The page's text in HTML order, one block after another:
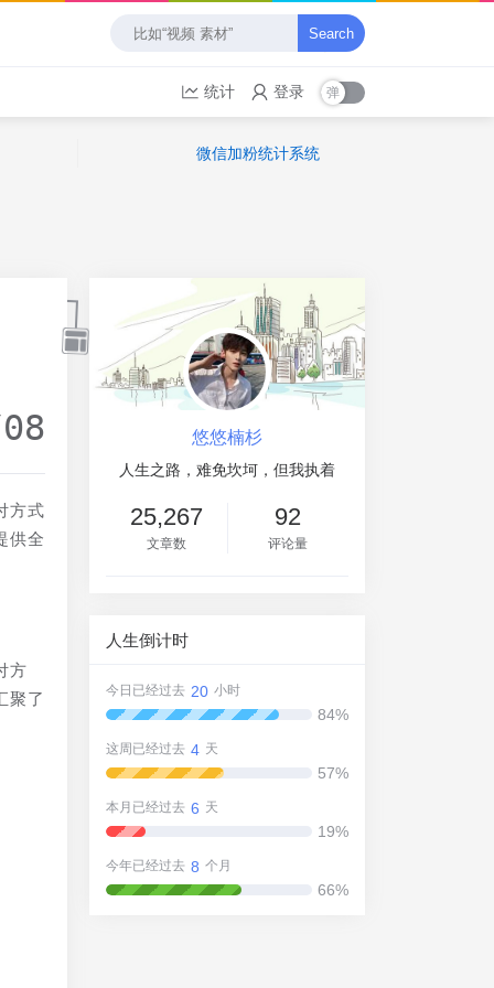
Search
统计 登录
微信加粉统计系统
方式
供全
方
聚了
悠悠楠杉
人生之路，难免坎坷，但我执着
25,267
文章数
92
评论量
人生倒计时
今日已经过去 20 小时
84%
这周已经过去 4 天
57%
本月已经过去 6 天
19%
今年已经过去 8 个月
66%